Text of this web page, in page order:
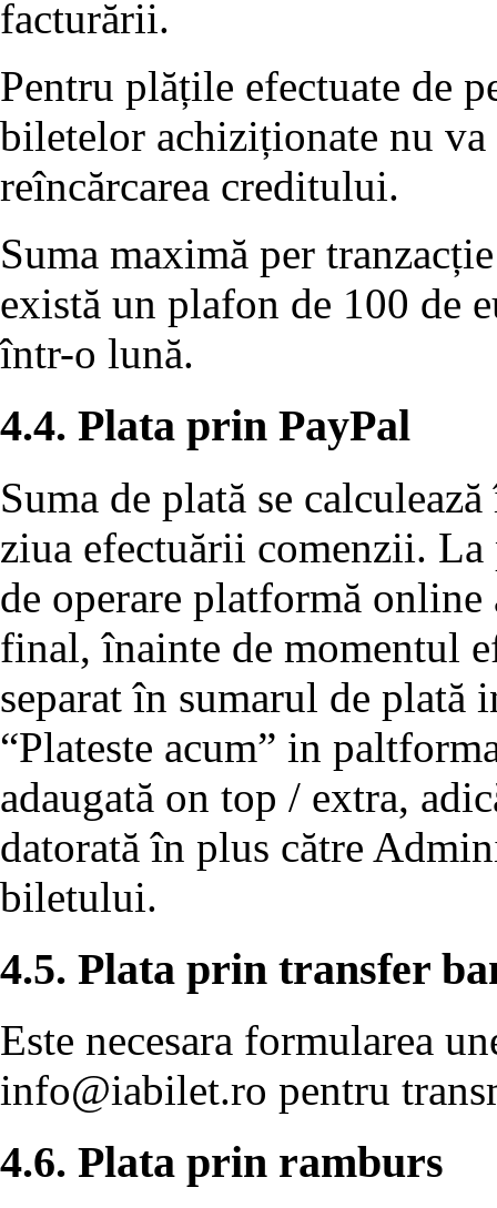
facturării.
Pentru plățile efectuate de
biletelor achiziționate nu
reîncărcarea creditului.
Suma maximă per
există un plafon de 100 de
într-o lună.
4.4. Plata prin PayPal
Suma de plată se
ziua efectuării comenzii. La
de operare platformă
final, înainte de momentul
separat în sumarul de plată
“Plateste acum” in
adaugată on top / extra,
datorată în plus către
biletului.
4.5. Plata prin transfer
Este necesara formularea
info@iabilet.ro pentru
4.6. Plata prin ramburs